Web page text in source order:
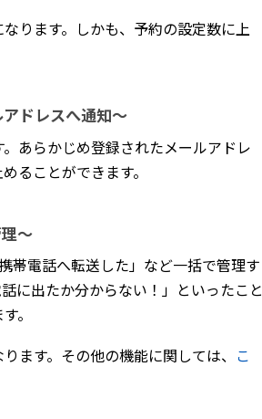
ります。しかも、予約の設定数に上
ドレスへ通知～
あらかじめ登録されたメールアドレ
ることができます。
～
帯電話へ転送した」など一括で管理す
に出たか分からない！」といったこと
。
ます。その他の機能に関しては、 こ